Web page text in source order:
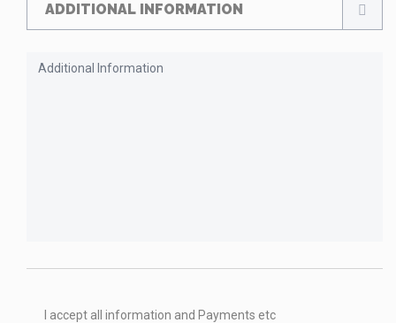
ADDITIONAL INFORMATION
I accept all information and Payments etc